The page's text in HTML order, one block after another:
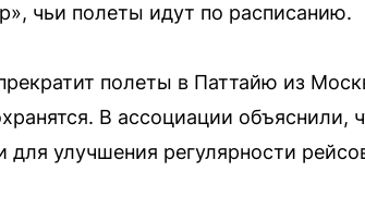
чьи полеты идут по расписанию.
полеты в Паттайю из
В ассоциации
улучшения регулярности